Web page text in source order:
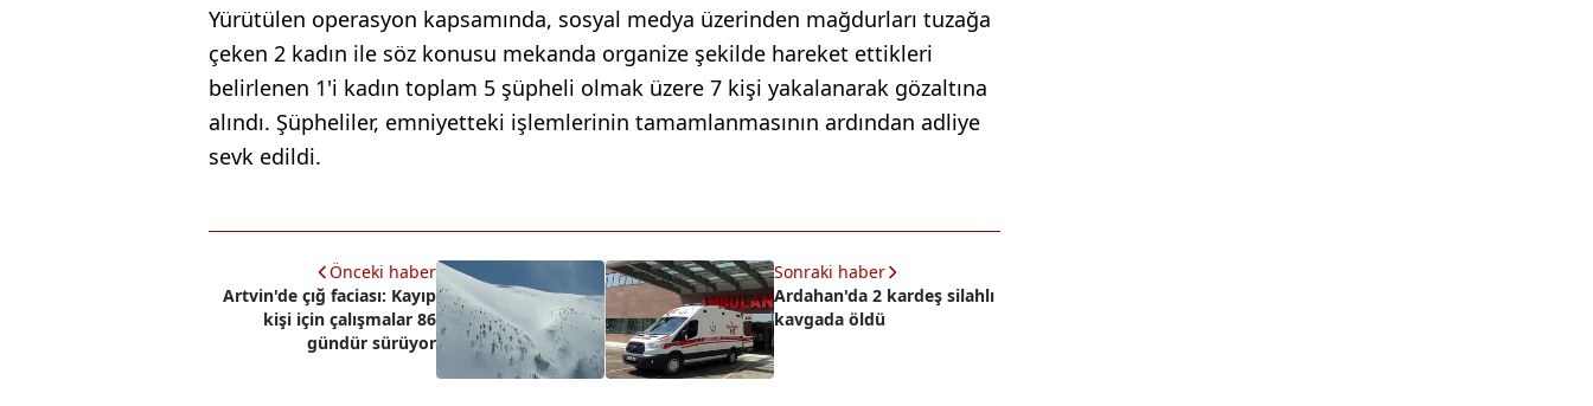
Yürütülen operasyon kapsamında, sosyal medya üzerinden mağdurları tuzağa
çeken 2 kadın ile söz konusu mekanda organize şekilde hareket ettikleri
belirlenen 1'i kadın toplam 5 şüpheli olmak üzere 7 kişi yakalanarak gözaltına
alındı. Şüpheliler, emniyetteki işlemlerinin tamamlanmasının ardından adliye
sevk edildi.
Önceki haber
Artvin'de çığ faciası: Kayıp
kişi için çalışmalar 86
gündür sürüyor
Sonraki haber
Ardahan'da 2 kardeş silahlı
kavgada öldü